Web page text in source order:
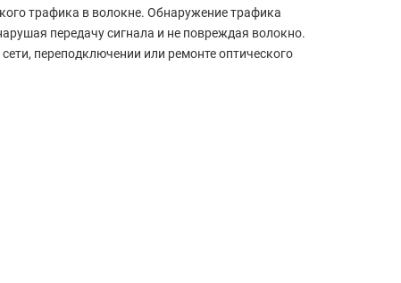
трафика в волокне. Обнаружение трафика
передачу сигнала и не повреждая волокно.
переподключении или ремонте оптического